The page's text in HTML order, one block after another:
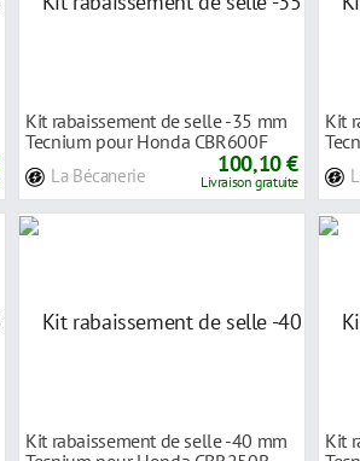
Kit rabaissement de selle -35 mm
Tecnium pour Honda CBR600F
La Bécanerie 100,10 €
Livraison gratuite
Kit
Kit rabaissement de selle -40 mm
Kit